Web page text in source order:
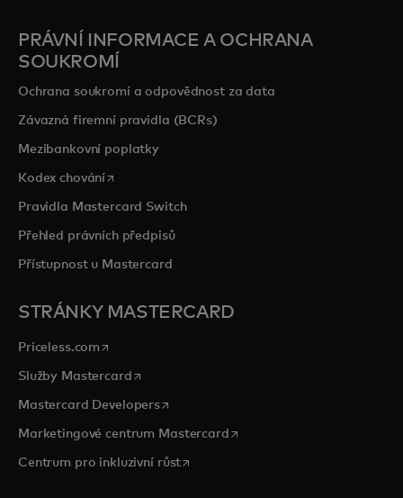
PRÁVNÍ INFORMACE A OCHRANA
SOUKROMÍ
Ochrana soukromí a odpovědnost za data
Závazná firemní pravidla (BCRs)
Mezibankovní poplatky
Kodex chováníopens in a new tab
Pravidla Mastercard Switch
Přehled právních předpisů
Přístupnost u Mastercard
STRÁNKY MASTERCARD
Priceless.com opens in a new tab
Služby Mastercardopens in a new tab
Mastercard Developersopens in a new tab
Marketingové centrum Mastercardopens in a new tab
Centrum pro inkluzivní růstopens in a new tab